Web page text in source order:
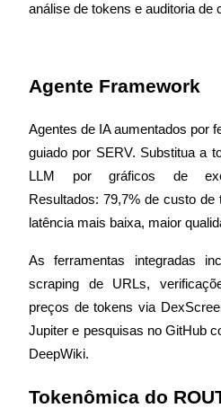
Afiliados Bitrue
Até 65% de comissões!
Indicação
análise de tokens e auditoria de
Agentes de IA aumentados por
guiado por SERV. Substitua a
LLM por gráficos de
Resultados: 79,7% de custo
latência mais baixa, maior
As ferramentas integradas
scraping de URLs,
preços de tokens via
Jupiter e pesquisas no GitHub
DeepWiki.
Tokenômica do